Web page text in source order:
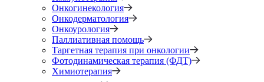
Онкогинекология
Онкодерматология
Онкоурология
Паллиативная помощь
Таргетная терапия при онкологии
Фотодинамическая терапия (ФДТ)
Химиотерапия